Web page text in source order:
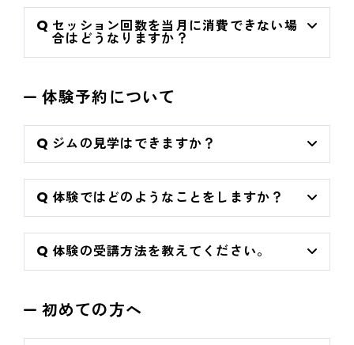
セッション回数を当月に消費できない場
合はどうなりますか？
体験予約について
ジムの見学はできますか？
体験ではどのようなことをしますか？
体験の受講方法を教えてください。
初めての方へ